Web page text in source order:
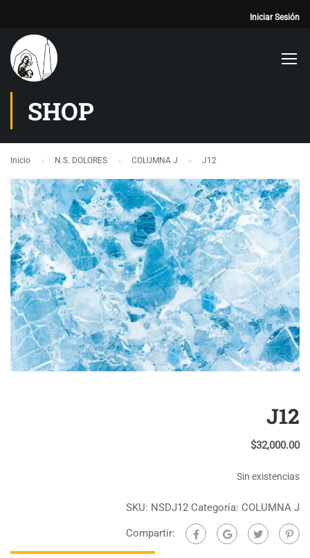
Iniciar Sesión
SHOP
Inicio N.S. DOLORES COLUMNA J J12
J12
$32,000.00
Sin existencias
SKU: NSDJ12 Categoría: COLUMNA J
Compartir: